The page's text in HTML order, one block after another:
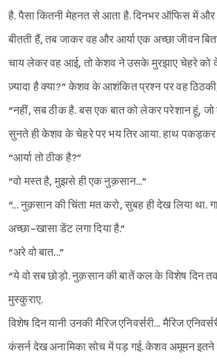
है. पैसा कितनी मेहनत से आता है. दिनभर ऑफिस में और
बीतती हैं, तब जाकर वह और आर्या एक अच्छा जीवन
चाय लेकर वह आई, तो केशव ने उसके मुरझाए चेहरे को
ज़्यादा है क्या?” केशव के आशंकित प्रश्न पर वह
“नहीं, सब ठीक है. बस एक बात को लेकर परेशान हूं, जो
सुनते ही केशव के चेहरे पर भय तिर आया. हाथ पकड़कर
“आर्या तो ठीक है?”
“वो मस्त है, मुझसे ही एक नुक़सान...”
“... नुक़सान की चिंता मत करो, सुबह ही देख लिया था.
अच्छा-खासा डेंट लगा दिया है.”
“अरे वो बात...”
“ये वो सब छोड़ो. नुक़सान की बातें कल के विशेष दिन
मुस्कुराए.
विशेष दिन यानी उनकी मैरिज एनिवर्सरी... मैरिज
कंसर्न देख अनामिका सोच में पड़ गई. केशव अमूमन इतने